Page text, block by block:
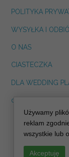
POLITYKA
WYSYŁKA I
O NAS
CIASTECZKA
DLA WEDDING
dreskot.com
Używamy
reklam
wszystkie lub
Akceptuję